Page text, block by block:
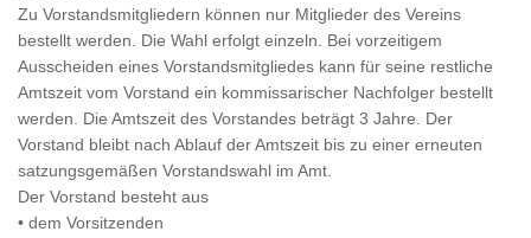
Zu Vorstandsmitgliedern können nur Mitglieder des Vereins
bestellt werden. Die Wahl erfolgt einzeln. Bei vorzeitigem
Ausscheiden eines Vorstandsmitgliedes kann für seine restliche
Amtszeit vom Vorstand ein kommissarischer Nachfolger bestellt
werden. Die Amtszeit des Vorstandes beträgt 3 Jahre. Der
Vorstand bleibt nach Ablauf der Amtszeit bis zu einer erneuten
satzungsgemäßen Vorstandswahl im Amt.
Der Vorstand besteht aus
• dem Vorsitzenden